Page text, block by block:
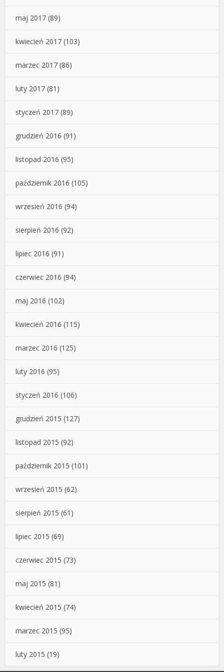
maj 2017 (89)
kwiecień 2017 (103)
marzec 2017 (86)
luty 2017 (81)
styczeń 2017 (89)
grudzień 2016 (91)
listopad 2016 (95)
październik 2016 (105)
wrzesień 2016 (94)
sierpień 2016 (92)
lipiec 2016 (91)
czerwiec 2016 (94)
maj 2016 (102)
kwiecień 2016 (115)
marzec 2016 (125)
luty 2016 (95)
styczeń 2016 (106)
grudzień 2015 (127)
listopad 2015 (92)
październik 2015 (101)
wrzesień 2015 (62)
sierpień 2015 (61)
lipiec 2015 (69)
czerwiec 2015 (73)
maj 2015 (81)
kwiecień 2015 (74)
marzec 2015 (95)
luty 2015 (19)